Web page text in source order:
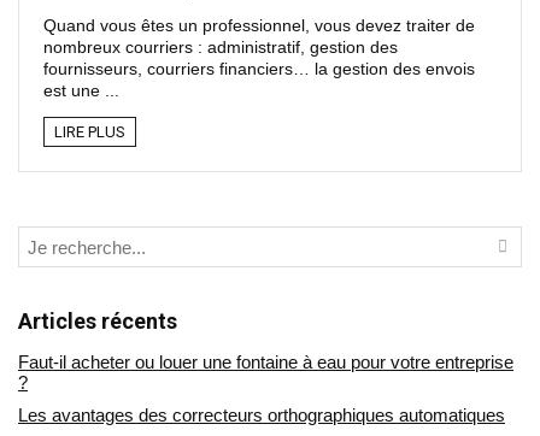
Quand vous êtes un professionnel, vous devez traiter de
nombreux courriers : administratif, gestion des
fournisseurs, courriers financiers… la gestion des envois
est une ...
LIRE PLUS
Articles récents
Faut-il acheter ou louer une fontaine à eau pour votre entreprise
?
Les avantages des correcteurs orthographiques automatiques